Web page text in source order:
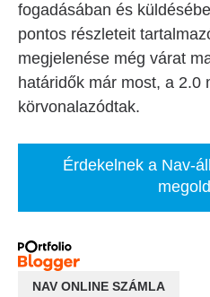
fogadásában és
pontos részleteit
megjelenése még várat
határidők már most, a 2.0
körvonalazódtak.
Érdekelnek a Nav-
NAV ONLINE SZÁMLA